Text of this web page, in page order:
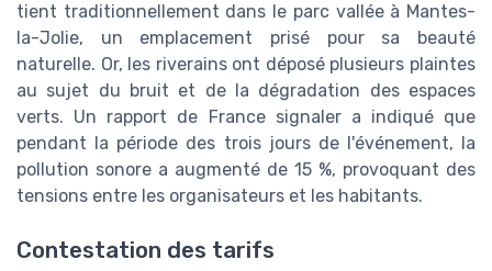
tient traditionnellement dans le parc vallée à Mantes-
la-Jolie, un emplacement prisé pour sa beauté
naturelle. Or, les riverains ont déposé plusieurs plaintes
au sujet du bruit et de la dégradation des espaces
verts. Un rapport de France signaler a indiqué que
pendant la période des trois jours de l'événement, la
pollution sonore a augmenté de 15 %, provoquant des
tensions entre les organisateurs et les habitants.
Contestation des tarifs